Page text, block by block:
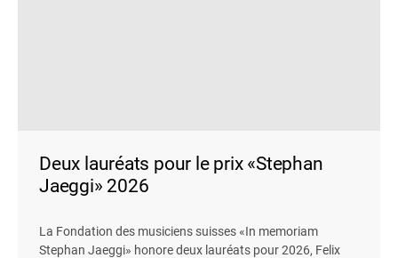
Deux lauréats pour le prix «Stephan
Jaeggi» 2026
La Fondation des musiciens suisses «In memoriam
Stephan Jaeggi» honore deux lauréats pour 2026, Felix